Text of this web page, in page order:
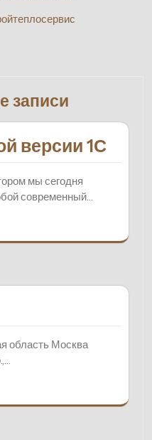
записи
версии 1С
мы сегодня
современный…
область Москва